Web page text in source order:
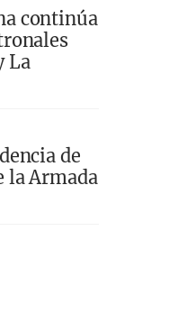
continúa
La
de
la Armada